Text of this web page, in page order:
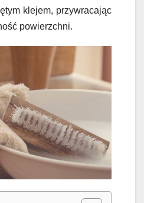
klejem, przywracając
powierzchni.